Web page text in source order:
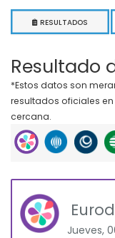
RESULTADOS
Resultado
*Estos datos son
resultados oficiales
cercana.
Jueves,